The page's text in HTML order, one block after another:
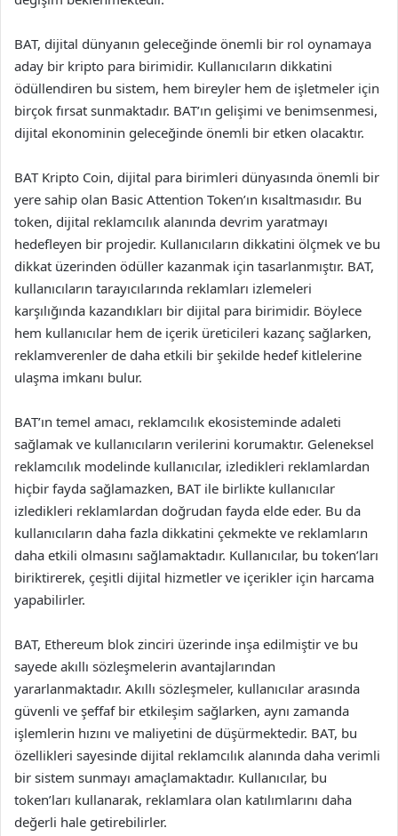
BAT, dijital dünyanın geleceğinde önemli bir rol oynamaya
aday bir kripto para birimidir. Kullanıcıların dikkatini
ödüllendiren bu sistem, hem bireyler hem de işletmeler için
birçok fırsat sunmaktadır. BAT’ın gelişimi ve benimsenmesi,
dijital ekonominin geleceğinde önemli bir etken olacaktır.
BAT Kripto Coin, dijital para birimleri dünyasında önemli bir
yere sahip olan Basic Attention Token’ın kısaltmasıdır. Bu
token, dijital reklamcılık alanında devrim yaratmayı
hedefleyen bir projedir. Kullanıcıların dikkatini ölçmek ve bu
dikkat üzerinden ödüller kazanmak için tasarlanmıştır. BAT,
kullanıcıların tarayıcılarında reklamları izlemeleri
karşılığında kazandıkları bir dijital para birimidir. Böylece
hem kullanıcılar hem de içerik üreticileri kazanç sağlarken,
reklamverenler de daha etkili bir şekilde hedef kitlelerine
ulaşma imkanı bulur.
BAT’ın temel amacı, reklamcılık ekosisteminde adaleti
sağlamak ve kullanıcıların verilerini korumaktır. Geleneksel
reklamcılık modelinde kullanıcılar, izledikleri reklamlardan
hiçbir fayda sağlamazken, BAT ile birlikte kullanıcılar
izledikleri reklamlardan doğrudan fayda elde eder. Bu da
kullanıcıların daha fazla dikkatini çekmekte ve reklamların
daha etkili olmasını sağlamaktadır. Kullanıcılar, bu token’ları
biriktirerek, çeşitli dijital hizmetler ve içerikler için harcama
yapabilirler.
BAT, Ethereum blok zinciri üzerinde inşa edilmiştir ve bu
sayede akıllı sözleşmelerin avantajlarından
yararlanmaktadır. Akıllı sözleşmeler, kullanıcılar arasında
güvenli ve şeffaf bir etkileşim sağlarken, aynı zamanda
işlemlerin hızını ve maliyetini de düşürmektedir. BAT, bu
özellikleri sayesinde dijital reklamcılık alanında daha verimli
bir sistem sunmayı amaçlamaktadır. Kullanıcılar, bu
token’ları kullanarak, reklamlara olan katılımlarını daha
değerli hale getirebilirler.